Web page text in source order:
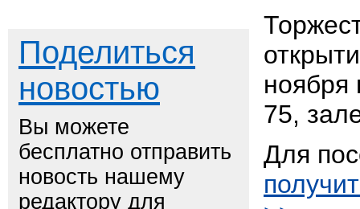
Поделиться
новостью
Вы можете
бесплатно отправить
новость нашему
редактору для
75,
Для